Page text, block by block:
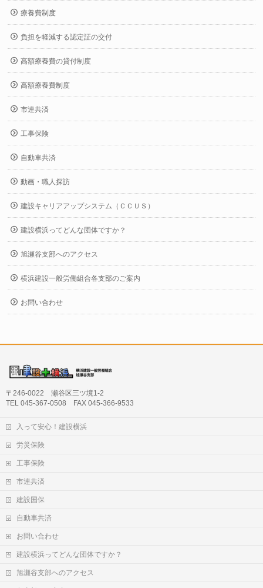
療養費制度
負担を軽減する認定証の交付
高額療養費の貸付制度
高額療養費制度
市連共済
工事保険
自動車共済
動画・職人探訪
建設キャリアアップシステム（ＣＣＵＳ）
建設横浜ってどんな団体ですか？
旭瀬谷支部へのアクセス
横浜建設一般労働組合各支部のご案内
お問い合わせ
〒246-0022 瀬谷区三ツ境1-2
TEL 045-367-0508 FAX 045-366-9533
入って安心！建設横浜
労災保険
工事保険
市連共済
建設国保
自動車共済
お問い合わせ
建設横浜ってどんな団体ですか？
旭瀬谷支部へのアクセス